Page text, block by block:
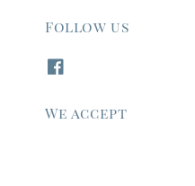
Follow us
We accept